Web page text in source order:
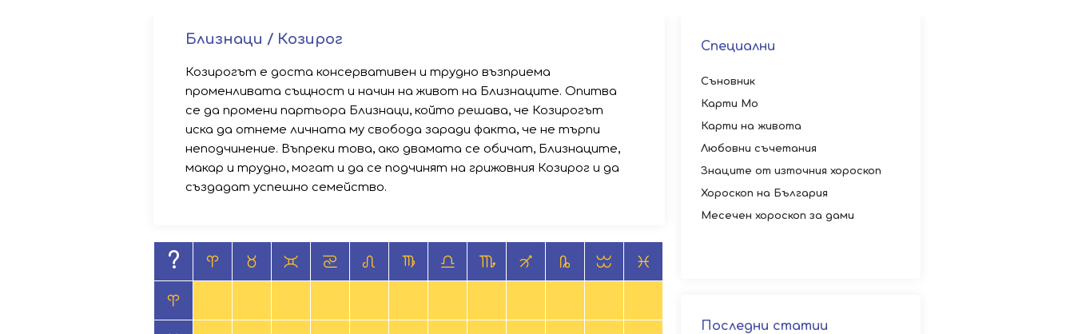
Близнаци / Козирог
Козирогът е доста консервативен и трудно възприема
променливата същност и начин на живот на Близнаците. Опитва
се да промени партьора Близнаци, който решава, че Козирогът
иска да отнеме личната му свобода заради факта, че не търпи
неподчинение. Въпреки това, ако двамата се обичат, Близнаците,
макар и трудно, могат и да се подчинят на грижовния Козирог и да
създадат успешно семейство.
?
Специални
Съновник
Карти Мо
Карти на живота
Любовни съчетания
Знаците от източния хороскоп
Хороскоп на България
Месечен хороскоп за дами
Последни статии